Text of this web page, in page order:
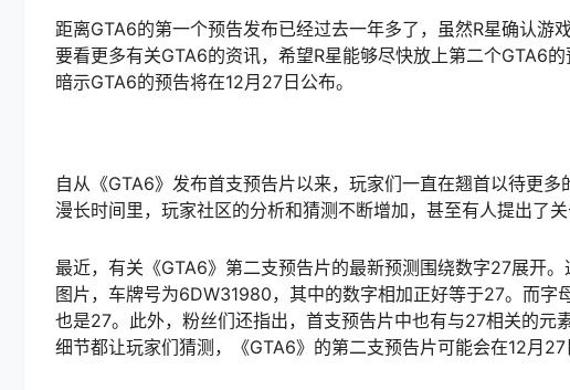
距离GTA6的第一个预告发布已经过去一年多了，虽然R星确认
要看更多有关GTA6的资讯，希望R星能够尽快放上第二个GTA6
暗示GTA6的预告将在12月27日公布。
自从《GTA6》发布首支预告片以来，玩家们一直在翘首以待更
漫长时间里，玩家社区的分析和猜测不断增加，甚至有人提出了
最近，有关《GTA6》第二支预告片的最新预测围绕数字27展开
图片，车牌号为6DW31980，其中的数字相加正好等于27。而字
也是27。此外，粉丝们还指出，首支预告片中也有与27相关的元
细节都让玩家们猜测，《GTA6》的第二支预告片可能会在12月27